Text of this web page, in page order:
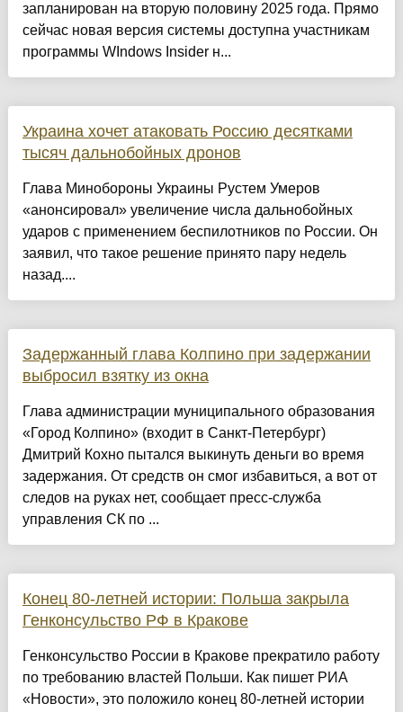
запланирован на вторую половину 2025 года. Прямо
сейчас новая версия системы доступна участникам
программы WIndows Insider н...
Украина хочет атаковать Россию десятками
тысяч дальнобойных дронов
Глава Минобороны Украины Рустем Умеров
«анонсировал» увеличение числа дальнобойных
ударов с применением беспилотников по России. Он
заявил, что такое решение принято пару недель
назад....
Задержанный глава Колпино при задержании
выбросил взятку из окна
Глава администрации муниципального образования
«Город Колпино» (входит в Санкт-Петербург)
Дмитрий Кохно пытался выкинуть деньги во время
задержания. От средств он смог избавиться, а вот от
следов на руках нет, сообщает пресс-служба
управления СК по ...
Конец 80-летней истории: Польша закрыла
Генконсульство РФ в Кракове
Генконсульство России в Кракове прекратило работу
по требованию властей Польши. Как пишет РИА
«Новости», это положило конец 80-летней истории